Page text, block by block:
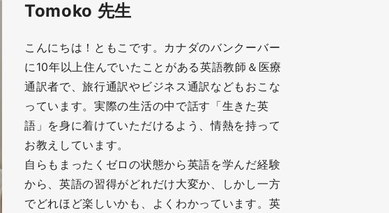
Tomoko 先生
こんにちは！ともこです。カナダのバンクーバー
に10年以上住んでいたことがある英語教師＆医療
通訳者で、旅行通訳やビジネス通訳などもおこな
っています。実際の生活の中で話す「生きた英
語」を身に着けていただけるよう、情熱を持って
お教えしています。
自らもまったくゼロの状態から英語を学んだ経験
から、英語の習得がどれだけ大変か、しかし一方
でどれほど楽しいかも、よくわかっています。英